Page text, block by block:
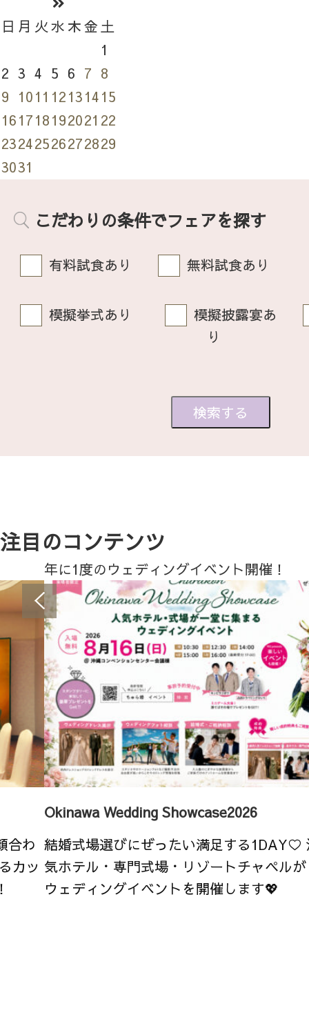
日 月 火水 木金 土
1
2 3 4 5 6 7 8
9 1011 12131415
161718192021 22
23242526272829
3031
こだわりの条件でフェアを探す
有料試食あり 無料試食あり
模擬挙式あり
模擬披露宴あ
り
注目のコンテンツ
合わ
カッ
年に1度のウェディングイベント開催！
Okinawa Wedding Showcase2026
結婚式場選びにぜったい満足する1DAY♡
気ホテル・専門式場・リゾートチャペル
ウェディングイベントを開催します💖